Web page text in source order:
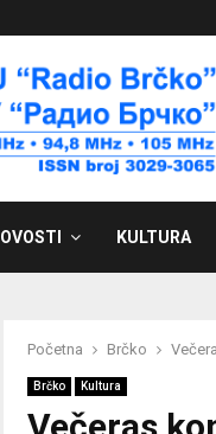
KULTURA
Početna Brčko
Brčko Kultura